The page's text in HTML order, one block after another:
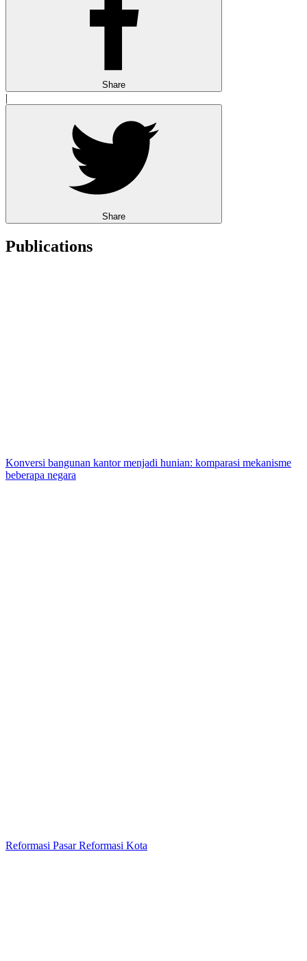
Share
|
Share
Publications
Konversi bangunan kantor menjadi hunian: komparasi mekanisme
beberapa negara
Reformasi Pasar Reformasi Kota